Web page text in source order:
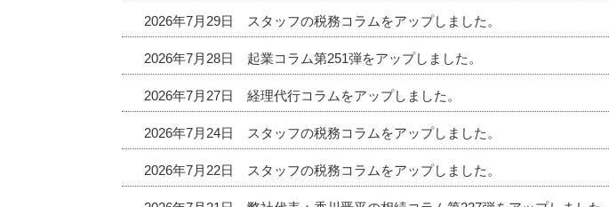
2026年7月29日 スタッフの税務コラムをアップしました。
2026年7月28日 起業コラム第251弾をアップしました。
2026年7月27日 経理代行コラムをアップしました。
2026年7月24日 スタッフの税務コラムをアップしました。
2026年7月22日 スタッフの税務コラムをアップしました。